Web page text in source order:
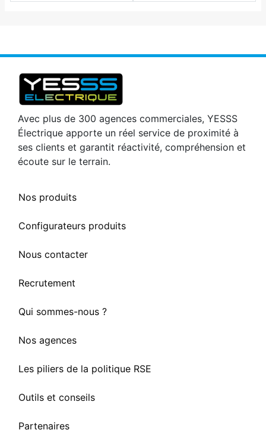
Avec plus de 300 agences commerciales, YESSS
Électrique apporte un réel service de proximité à
ses clients et garantit réactivité, compréhension et
écoute sur le terrain.
Nos produits
Configurateurs produits
Nous contacter
Recrutement
Qui sommes-nous ?
Nos agences
Les piliers de la politique RSE
Outils et conseils
Partenaires